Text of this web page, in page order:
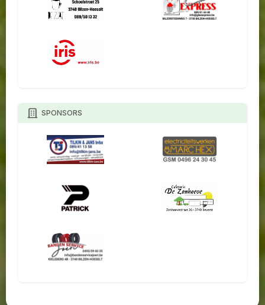
SPONSORS